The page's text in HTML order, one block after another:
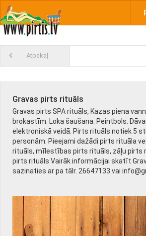
Atpakaļ
Gravas pirts rituāls
Gravas pirts SPA rituāls, Kazas piena
brokastīm. Loka šaušana. Peintbols.
elektroniskā veidā. Pirts rituāls notiek 5
personām. Pieejami dažādi pirts rituāla
rituāls, mīlestības pirts rituāls, zāļu pirts
pirts rituāls Vairāk informācijai skatīt
sazinaties ar pa tālr. 26647133 vai